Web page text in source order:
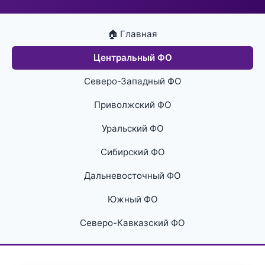
🏠 Главная
Центральный ФО
Северо-Западный ФО
Приволжский ФО
Уральский ФО
Сибирский ФО
Дальневосточный ФО
Южный ФО
Северо-Кавказский ФО